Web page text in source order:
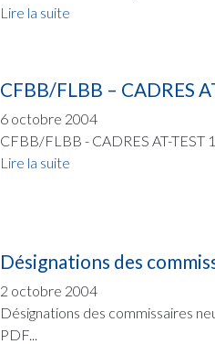
Lire la suite
CFBB/FLBB – CADRES
6 octobre 2004
CFBB/FLBB - CADRES AT-TEST
Lire la suite
Désignations des
2 octobre 2004
Désignations des commissaires
PDF...